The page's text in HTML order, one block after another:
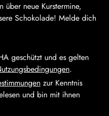
über neue Kurstermine,
Schokolade! Melde dich
geschützt und es gelten
.
zur Kenntnis
und bin mit ihnen